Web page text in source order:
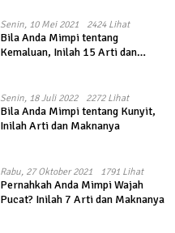
Senin, 10 Mei 2021 2424 Lihat
Bila Anda Mimpi tentang
Kemaluan, Inilah 15 Arti dan
Senin, 18 Juli 2022 2272 Lihat
Bila Anda Mimpi tentang Kunyit,
Inilah Arti dan Maknanya
Rabu, 27 Oktober 2021 1791 Lihat
Pernahkah Anda Mimpi Wajah
Pucat? Inilah 7 Arti dan Maknanya